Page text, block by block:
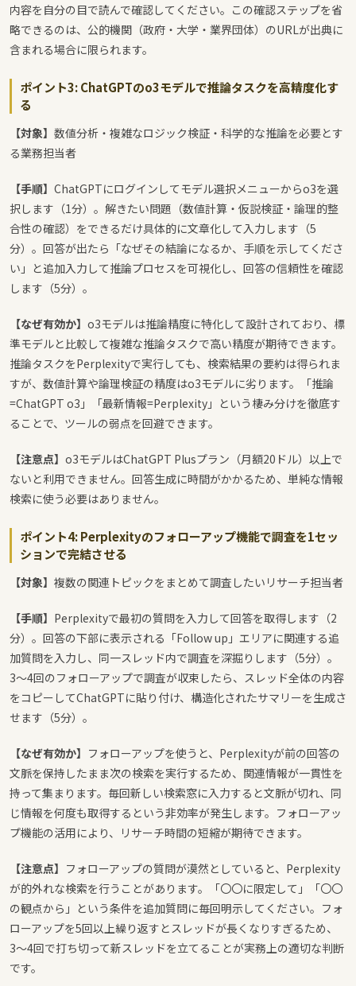
内容を自分の目で読んで確認してください。この確認ステップを省
略できるのは、公的機関（政府・大学・業界団体）のURLが出典に
含まれる場合に限られます。
ポイント3: ChatGPTのo3モデルで推論タスクを高精度化す
る
【対象】 数値分析・複雑なロジック検証・科学的な推論を必要とす
る業務担当者
【手順】 ChatGPTにログインしてモデル選択メニューからo3を選
択します（1分）。解きたい問題（数値計算・仮説検証・論理的整
合性の確認）をできるだけ具体的に文章化して入力します（5
分）。回答が出たら「なぜその結論になるか、手順を示してくださ
い」と追加入力して推論プロセスを可視化し、回答の信頼性を確認
します（5分）。
【なぜ有効か】 o3モデルは推論精度に特化して設計されており、標
準モデルと比較して複雑な推論タスクで高い精度が期待できます。
推論タスクをPerplexityで実行しても、検索結果の要約は得られま
すが、数値計算や論理検証の精度はo3モデルに劣ります。「推論
=ChatGPT o3」「最新情報=Perplexity」という棲み分けを徹底す
ることで、ツールの弱点を回避できます。
【注意点】 o3モデルはChatGPT Plusプラン（月額20ドル）以上で
ないと利用できません。回答生成に時間がかかるため、単純な情報
検索に使う必要はありません。
ポイント4: Perplexityのフォローアップ機能で調査を1セッ
ションで完結させる
【対象】 複数の関連トピックをまとめて調査したいリサーチ担当者
【手順】 Perplexityで最初の質問を入力して回答を取得します（2
分）。回答の下部に表示される「Follow up」エリアに関連する追
加質問を入力し、同一スレッド内で調査を深掘りします（5分）。
3〜4回のフォローアップで調査が収束したら、スレッド全体の内容
をコピーしてChatGPTに貼り付け、構造化されたサマリーを生成さ
せます（5分）。
【なぜ有効か】 フォローアップを使うと、Perplexityが前の回答の
文脈を保持したまま次の検索を実行するため、関連情報が一貫性を
持って集まります。毎回新しい検索窓に入力すると文脈が切れ、同
じ情報を何度も取得するという非効率が発生します。フォローアッ
プ機能の活用により、リサーチ時間の短縮が期待できます。
【注意点】 フォローアップの質問が漠然としていると、Perplexity
が的外れな検索を行うことがあります。「〇〇に限定して」「〇〇
の観点から」という条件を追加質問に毎回明示してください。フォ
ローアップを5回以上繰り返すとスレッドが長くなりすぎるため、
3〜4回で打ち切って新スレッドを立てることが実務上の適切な判断
です。